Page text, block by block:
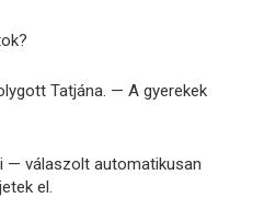
Tatjána. — A gyerekek
— válaszolt automatikusan
el.